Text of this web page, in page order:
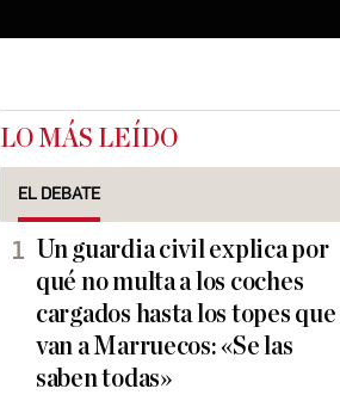
LO MÁS LEÍDO
EL DEBATE
Un guardia civil explica por
qué no multa a los coches
cargados hasta los topes que
van a Marruecos: «Se las
saben todas»